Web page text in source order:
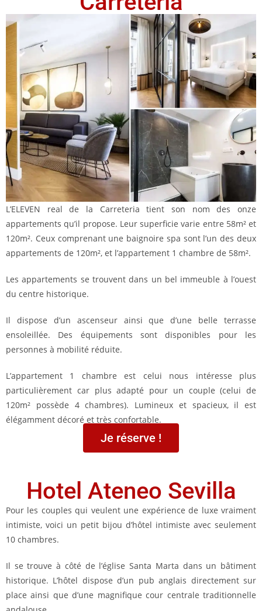
L’ELEVEN real de la Carreteria tient son nom des onze
appartements qu’il propose. Leur superficie varie entre 58m² et
120m². Ceux comprenant une baignoire spa sont l’un des deux
appartements de 120m², et l’appartement 1 chambre de 58m².
Les appartements se trouvent dans un bel immeuble à l’ouest
du centre historique.
Il dispose d’un ascenseur ainsi que d’une belle terrasse
ensoleillée. Des équipements sont disponibles pour les
personnes à mobilité réduite.
L’appartement 1 chambre est celui nous intéresse plus
particulièrement car plus adapté pour un couple (celui de
120m² possède 4 chambres). Lumineux et spacieux, il est
élégamment décoré et très confortable.
Je réserve !
Hotel Ateneo Sevilla
Pour les couples qui veulent une expérience de luxe vraiment
intimiste, voici un petit bijou d’hôtel intimiste avec seulement
10 chambres.
Il se trouve à côté de l’église Santa Marta dans un bâtiment
historique. L’hôtel dispose d’un pub anglais directement sur
place ainsi que d’une magnifique cour centrale traditionnelle